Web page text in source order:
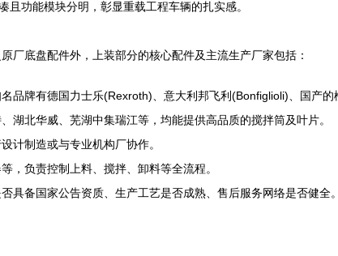
且功能模块分明，彰显重载工程车辆的扎实感。
厂底盘配件外，上装部分的核心配件及主流生产厂家包括：
品牌有德国力士乐(Rexroth)、意大利邦飞利(Bonfiglioli)、国产的
湖北华威、芜湖中集瑞江等，均能提供高品质的搅拌筒及叶片。
计制造或与专业机构厂协作。
，负责控制上料、搅拌、卸料等全流程。
具备国家公告资质、生产工艺是否成熟、售后服务网络是否健